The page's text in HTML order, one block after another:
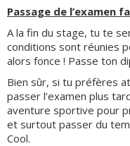
Passage de l’examen
A la fin du stage, tu te
conditions sont réunies
alors fonce ! Passe ton
Bien sûr, si tu préfères
passer l’examen plus
aventure sportive pour
et surtout passer du
Cool.